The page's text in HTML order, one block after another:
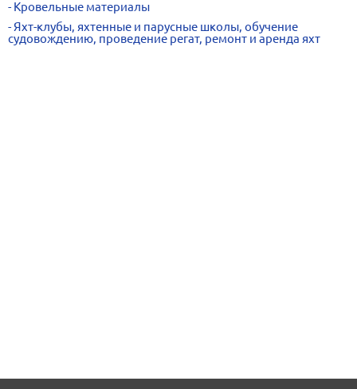
Кровельные материалы
Яхт-клубы, яхтенные и парусные школы, обучение
судовождению, проведение регат, ремонт и аренда яхт